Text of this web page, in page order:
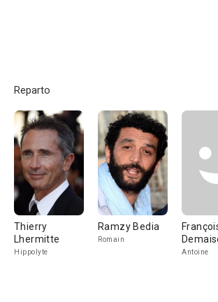
Reparto
Thierry
Lhermitte
Hippolyte
Ramzy Bedia
Romain
Antoine